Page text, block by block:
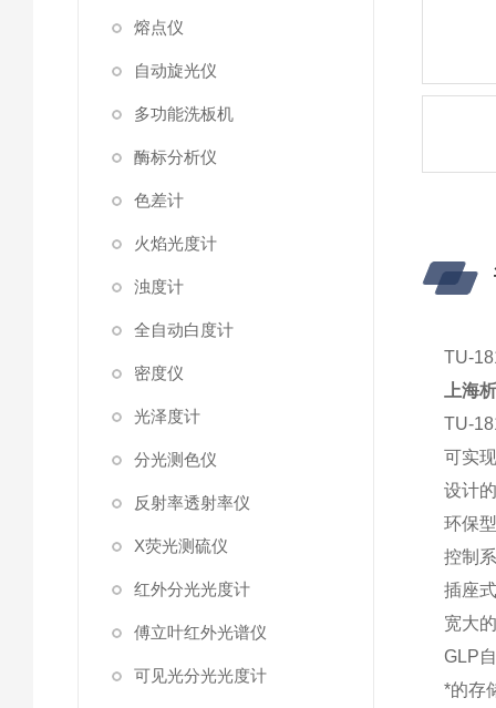
熔点仪
自动旋光仪
多功能洗板机
酶标分析仪
色差计
火焰光度计
浊度计
全自动白度计
密度仪
光泽度计
分光测色仪
反射率透射率仪
X荧光测硫仪
红外分光光度计
傅立叶红外光谱仪
可见光分光光度计
TU-
上海
TU-
可实
设计
环保
控制
插座
宽大
GLP
*的存